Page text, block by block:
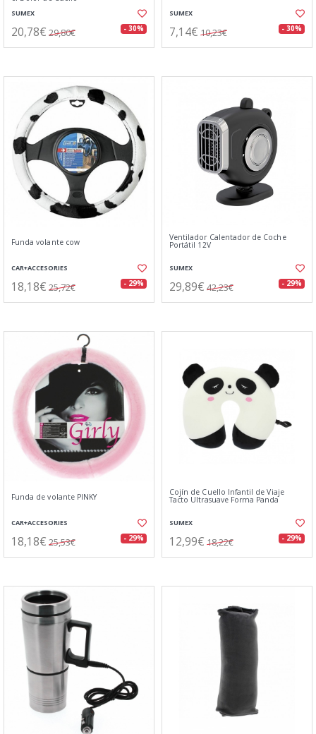
SUMEX
20,78€ 29,80€ - 30%
SUMEX
7,14€ 10,23€ - 30%
Funda volante cow
CAR+ACCESORIES
18,18€ 25,72€ - 29%
Ventilador Calentador de Coche
Portátil 12V
SUMEX
29,89€ 42,23€ - 29%
Funda de volante PINKY
CAR+ACCESORIES
18,18€ 25,53€ - 29%
Cojín de Cuello Infantil de Viaje
Tacto Ultrasuave Forma Panda
SUMEX
12,99€ 18,22€ - 29%